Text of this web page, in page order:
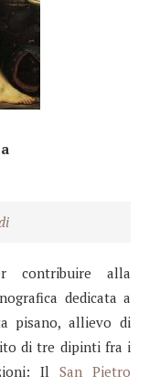
contribuire alla
dedicata a
pisano, allievo di
di tre dipinti fra i
Il San Pietro